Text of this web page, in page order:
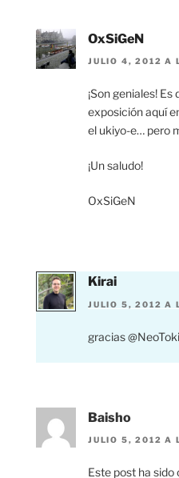
OxSiGeN
JULIO 4, 2012 A
¡Son geniales!
exposición aquí
el ukiyo-e… pero
¡Un saludo!
OxSiGeN
Kirai
JULIO 5, 2012 A
gracias
Baisho
JULIO 5, 2012 A
Este post ha sido